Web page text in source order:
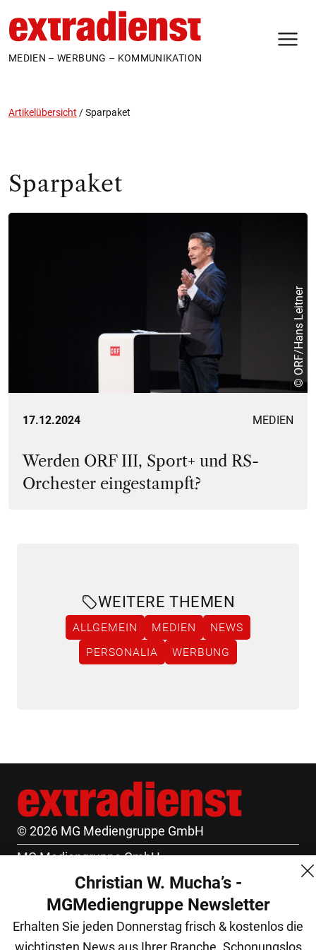
MEDIEN – WERBUNG – KOMMUNIKATION
Artikelübersicht /Sparpaket
Sparpaket
© ORF/Hans Leitner
17.12.2024 MEDIEN
Werden ORF III, Sport+ und RS-
Orchester eingestampft?
WEITERE THEMEN
ALLGEMEIN MEDIEN
NEWS
PERSONALIA
WERBUNG
© 2026 MG Mediengruppe GmbH
MG Mediengruppe GmbH
Burgring 1/7
1010 Wien
+43 (1) 522 14 14
Christian W. Mucha’s -
MGMediengruppe Newsletter
Erhalten Sie jeden Donnerstag frisch & kostenlos die
wichtigsten News aus Ihrer Branche. Schonungslos